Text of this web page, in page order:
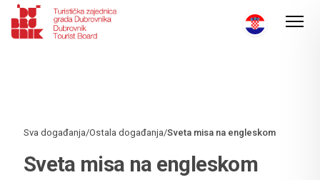
Sva događanja/Ostala događanja/Sveta misa na engleskom
Sveta misa na engleskom